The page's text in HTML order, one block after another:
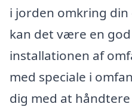
i jorden omkring
kan det være en
installationen af
med speciale i
dig med at